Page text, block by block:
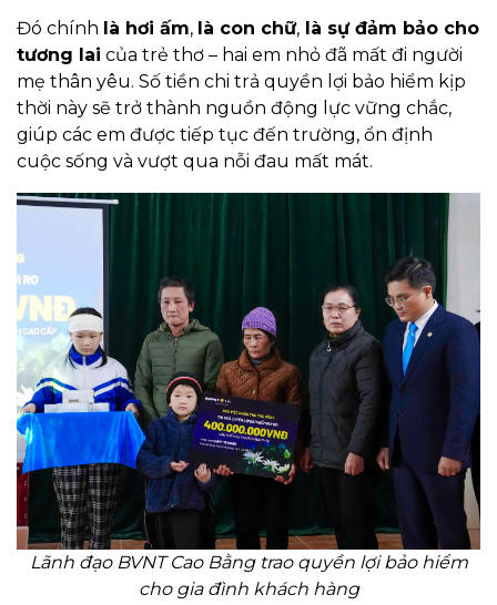
Đó chính là hơi ấm, là con chữ, là sự đảm bảo cho
tương lai của trẻ thơ – hai em nhỏ đã mất đi người
mẹ thân yêu. Số tiền chi trả quyền lợi bảo hiểm kịp
thời này sẽ trở thành nguồn động lực vững chắc,
giúp các em được tiếp tục đến trường, ổn định
cuộc sống và vượt qua nỗi đau mất mát.
Lãnh đạo BVNT Cao Bằng trao quyền lợi bảo hiểm
cho gia đình khách hàng